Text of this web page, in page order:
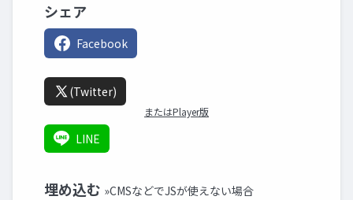
シェア
Facebook
(Twitter)
またはPlayer版
LINE
埋め込む »CMSなどでJSが使えない場合